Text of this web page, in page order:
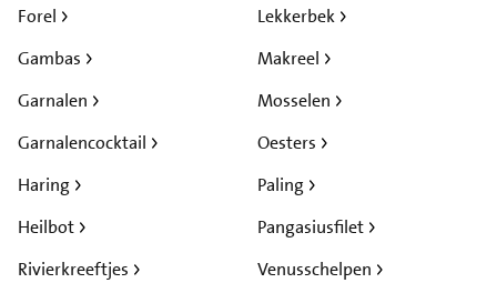
Forel
Gambas
Garnalen
Garnalencocktail
Haring
Heilbot
Lekkerbek
Makreel
Mosselen
Oesters
Paling
Pangasiusfilet
Rivierkreeftjes
Venusschelpen